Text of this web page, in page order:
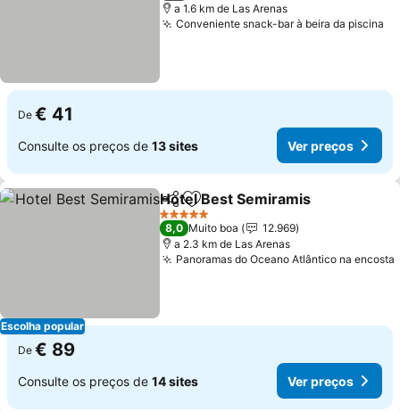
a 1.6 km de Las Arenas
Conveniente snack-bar à beira da piscina
De € 41
Consulte os preços de 13 sites Ver preços
Escolha popular
PartilharAdicionar aos favoritos
Hotel Best Semiramis
5 Estrelas
8,0 Muito boa
12.969
a 2.3 km de Las Arenas
Panoramas do Oceano Atlântico na encosta
De € 89
Consulte os preços de 14 sites Ver preços